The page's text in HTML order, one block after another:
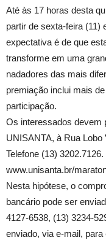
Até às 17 horas desta
partir de sexta-feira (11)
expectativa é de que
transforme em uma
nadadores das mais
premiação inclui mais
participação.
Os interessados devem
UNISANTA, à Rua
Telefone (13)
www.unisanta.br/
Nesta hipótese, o
bancário pode ser
4127-6538, (13) 3234-
enviado, via e-mail, para